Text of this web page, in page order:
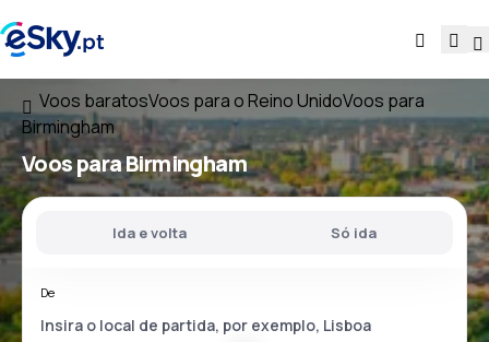
Voos baratosVoos para o Reino UnidoVoos para
Birmingham
Voos para Birmingham
Ida e volta Só ida
De